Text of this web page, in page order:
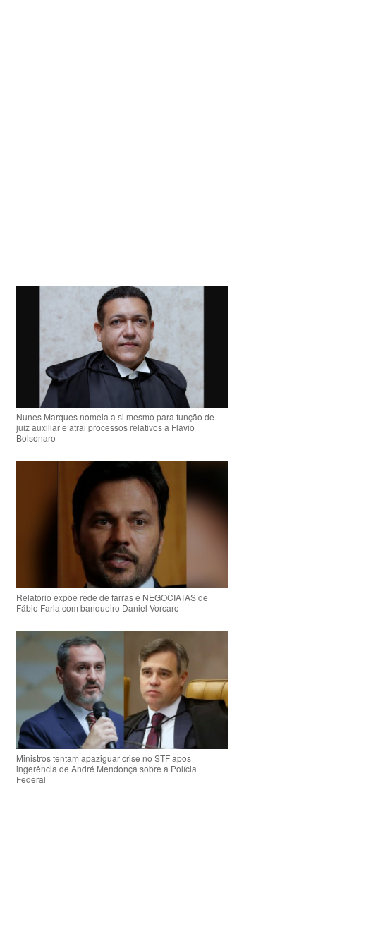
Nunes Marques nomeia a si mesmo para função de
juiz auxiliar e atrai processos relativos a Flávio
Bolsonaro
Relatório expõe rede de farras e NEGOCIATAS de
Fábio Faria com banqueiro Daniel Vorcaro
Ministros tentam apaziguar crise no STF apos
ingerência de André Mendonça sobre a Polícia
Federal